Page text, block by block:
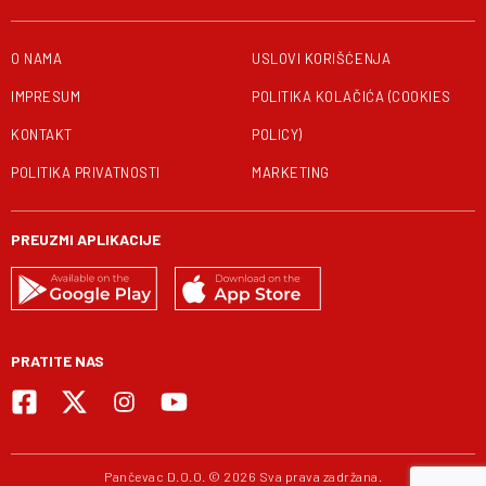
O NAMA
IMPRESUM
KONTAKT
POLITIKA PRIVATNOSTI
USLOVI KORIŠĆENJA
POLITIKA KOLAČIĆA (COOKIES
POLICY)
MARKETING
PREUZMI APLIKACIJE
PRATITE NAS
Pančevac D.O.O. © 2026 Sva prava zadržana.